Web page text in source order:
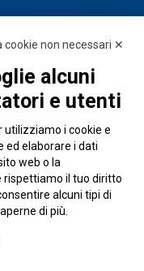
Roma
cookie non necessari ✕
alcuni
e utenti
utilizziamo i cookie e
ed elaborare i dati
web o la
rispettiamo il tuo diritto
alcuni tipi di
di più.